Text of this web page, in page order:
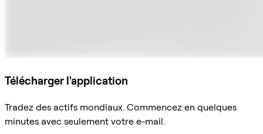
Télécharger l'application
Tradez des actifs mondiaux. Commencez en quelques
minutes avec seulement votre e-mail.